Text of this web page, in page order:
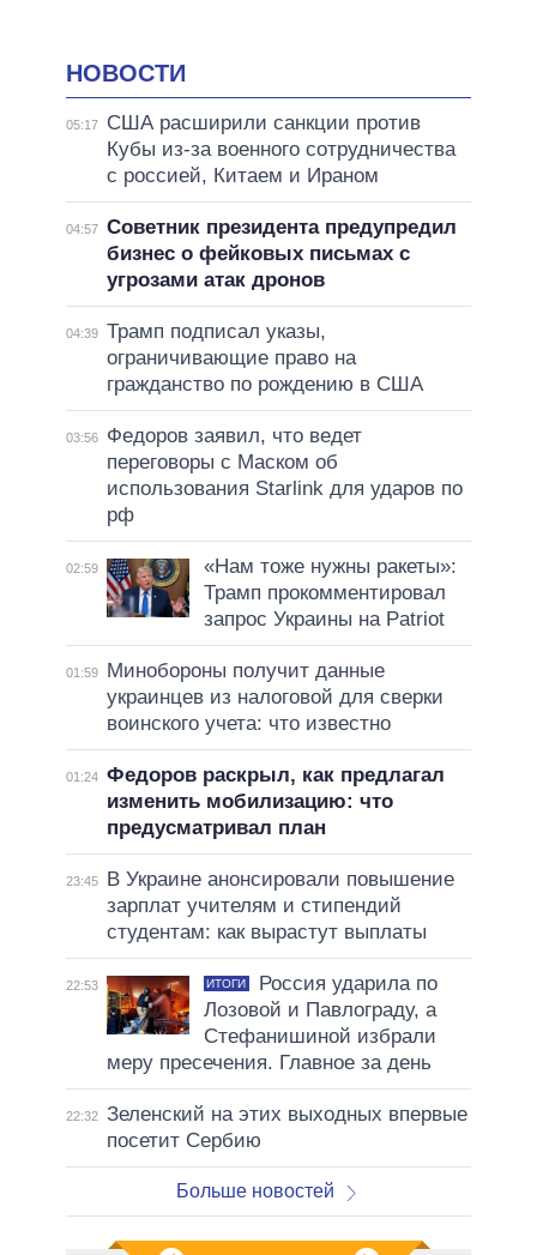
НОВОСТИ
05:17
США расширили санкции против
Кубы из-за военного сотрудничества
с россией, Китаем и Ираном
04:57 Советник президента предупредил
бизнес о фейковых письмах с
угрозами атак дронов
04:39 Трамп подписал указы,
ограничивающие право на
гражданство по рождению в США
03:56
Федоров заявил, что ведет
переговоры с Маском об
использования Starlink для ударов по
рф
02:59
«Нам тоже нужны ракеты»:
Трамп прокомментировал
запрос Украины на Patriot
01:59
Минобороны получит данные
украинцев из налоговой для сверки
воинского учета: что известно
01:24 Федоров раскрыл, как предлагал
изменить мобилизацию: что
предусматривал план
23:45
В Украине анонсировали повышение
зарплат учителям и стипендий
студентам: как вырастут выплаты
22:53 ИТОГИ
Россия ударила по
Лозовой и Павлограду, а
Стефанишиной избрали
меру пресечения. Главное за день
22:32 Зеленский на этих выходных впервые
посетит Сербию
Больше новостей